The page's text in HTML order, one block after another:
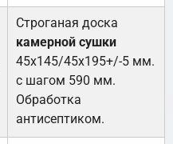
Строганая доска
камерной сушки
45х145/45х195+/-5 мм.
с шагом 590 мм.
Обработка
антисептиком.